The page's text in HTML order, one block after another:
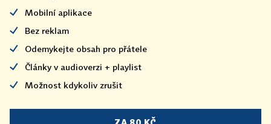
Mobilní aplikace
Bez reklam
Odemykejte obsah pro přátele
Články v audioverzi + playlist
Možnost kdykoliv zrušit